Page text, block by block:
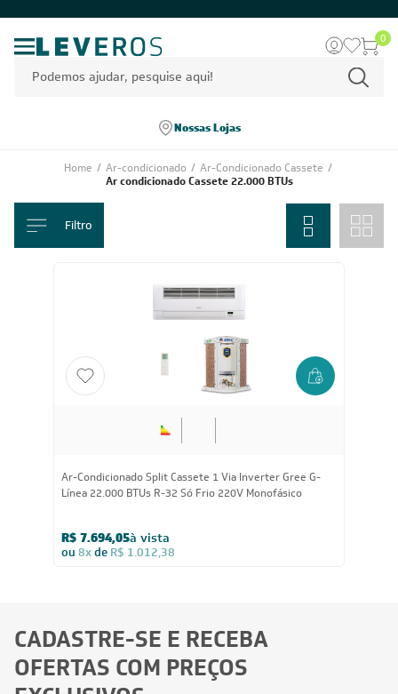
0
Nossas Lojas
Home / Ar-condicionado / Ar-Condicionado Cassete /
Ar condicionado Cassete 22.000 BTUs
Filtro
Ar-Condicionado Split Cassete 1 Via Inverter Gree G-
Línea 22.000 BTUs R-32 Só Frio 220V Monofásico
R$ 7.694,05à vista
ou 8xde R$ 1.012,38
CADASTRE-SE E RECEBA
OFERTAS COM PREÇOS